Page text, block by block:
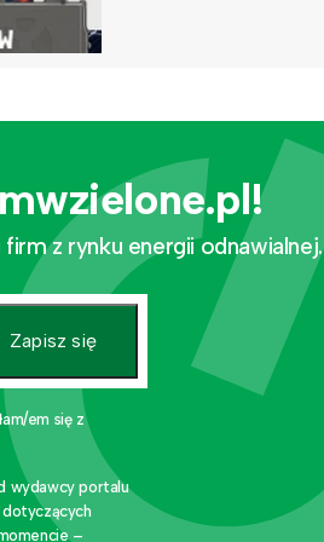
z rynku energii odnawialnej.
Zapisz się
em się z
wydawcy portalu
–